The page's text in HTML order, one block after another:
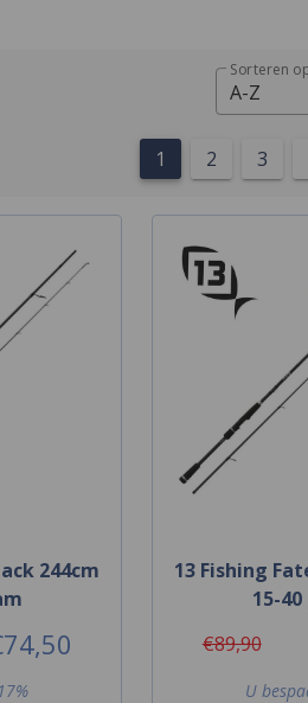
Sorteren
A-Z
1 2 3
244cm
13 Fishing
15-
€89,90
U